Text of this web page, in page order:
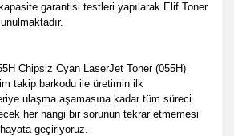
garantisi testleri yapılarak Elif Toner
Chipsiz Cyan LaserJet Toner (055H)
takip barkodu ile üretimin ilk
ulaşma aşamasına kadar tüm süreci
her hangi bir sorunun tekrar etmemesi
geçiriyoruz.